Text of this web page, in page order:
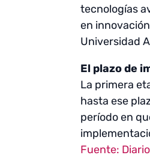
tecnologías
en
Universidad
El plazo de
La primera
hasta ese
período en
Fuente: